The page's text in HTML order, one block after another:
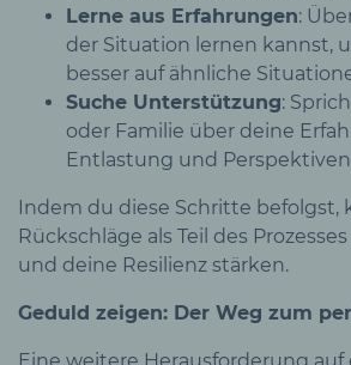
Lerne aus Erfahrungen:
der Situation lernen kannst,
besser auf ähnliche
Suche Unterstützung:
oder Familie über deine
Entlastung und
Indem du diese Schritte befolgst,
Rückschläge als Teil des
und deine Resilienz stärken.
Geduld zeigen: Der Weg zum